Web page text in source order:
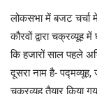
लोकसभा में बजट चर्चा
कौरवों द्वारा चक्रव्यूह
कि हजारों साल पहले
दूसरा नाम है-
चक्रव्यूह तैयार किया